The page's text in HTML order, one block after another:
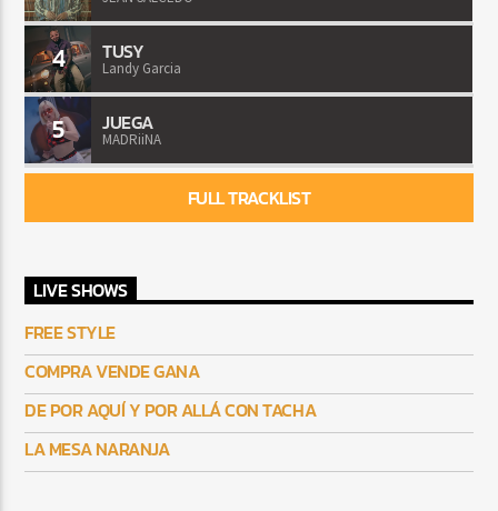
4 TUSY
Landy Garcia
5 JUEGA
MADRiiNA
FULL TRACKLIST
LIVE SHOWS
FREE STYLE
COMPRA VENDE GANA
DE POR AQUÍ Y POR ALLÁ CON TACHA
LA MESA NARANJA